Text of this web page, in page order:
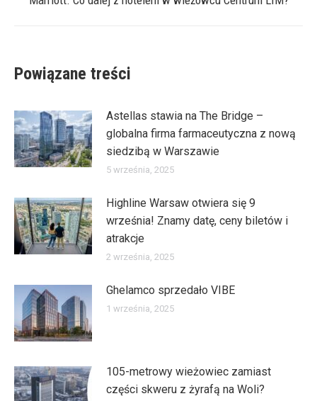
Powiązane treści
Astellas stawia na The Bridge –
globalna firma farmaceutyczna z nową
siedzibą w Warszawie
5 września, 2025
Highline Warsaw otwiera się 9
września! Znamy datę, ceny biletów i
atrakcje
2 września, 2025
Ghelamco sprzedało VIBE
1 września, 2025
105-metrowy wieżowiec zamiast
części skweru z żyrafą na Woli?